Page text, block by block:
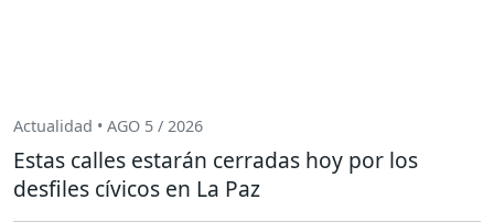
Actualidad • AGO 5 / 2026
Estas calles estarán cerradas hoy por los
desfiles cívicos en La Paz